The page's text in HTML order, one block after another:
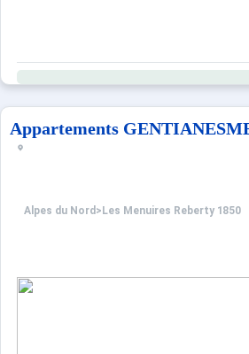
Appartements
Alpes du Nord > Les Menuires Reberty 1850